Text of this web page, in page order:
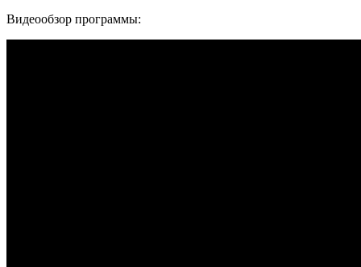
Видеообзор программы: